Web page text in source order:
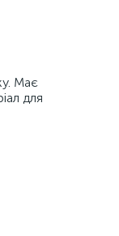
Має
для